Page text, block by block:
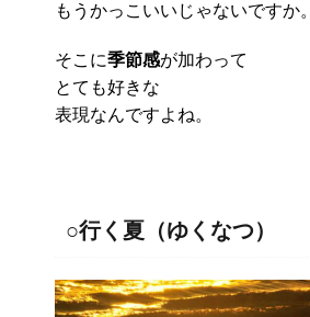
もうかっこいいじゃないですか。
そこに季節感が加わって
とても好きな
表現なんですよね。
○行く夏（ゆくなつ）